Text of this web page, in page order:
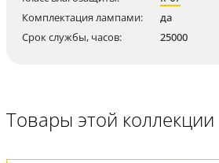
Комплектация лампами:
да
Срок службы, часов:
25000
Товары этой коллекции